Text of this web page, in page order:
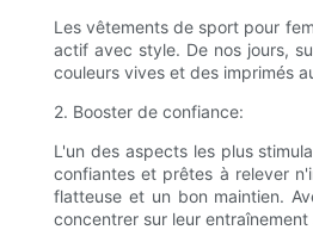
Les vêtements de sport pour
actif avec style. De nos jours,
couleurs vives et des imprimés
2. Booster de confiance:
L'un des aspects les plus
confiantes et prêtes à relever
flatteuse et un bon maintien.
concentrer sur leur